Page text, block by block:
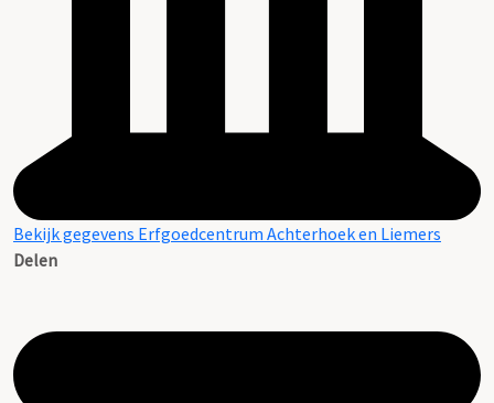
Bekijk gegevens Erfgoedcentrum Achterhoek en Liemers
Delen